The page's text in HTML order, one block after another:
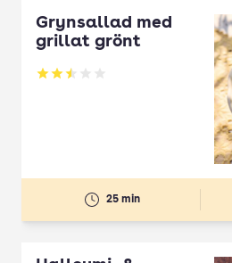
Grynsallad med
grillat grönt
Betyg: 2.5 av 5
25 min